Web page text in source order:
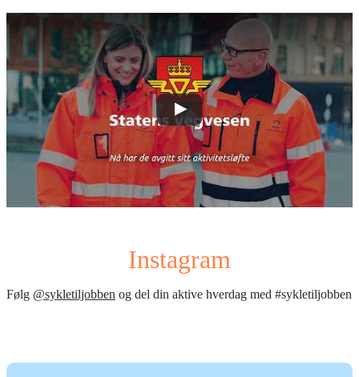
Instagram
Følg @sykletiljobben og del din aktive hverdag med #sykletiljobben